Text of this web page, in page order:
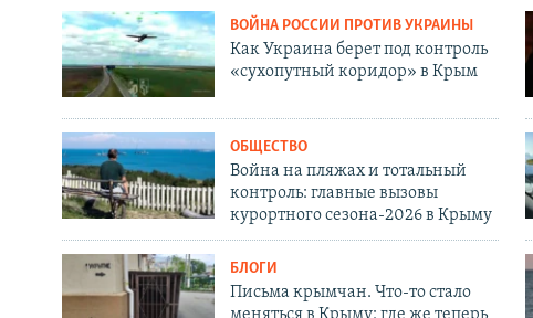
ВОЙНА РОССИИ ПРОТИВ УКРАИНЫ
Как Украина берет под контроль
«сухопутный коридор» в Крым
ОБЩЕСТВО
Война на пляжах и тотальный
контроль: главные вызовы
курортного сезона-2026 в Крыму
БЛОГИ
Письма крымчан. Что-то стало